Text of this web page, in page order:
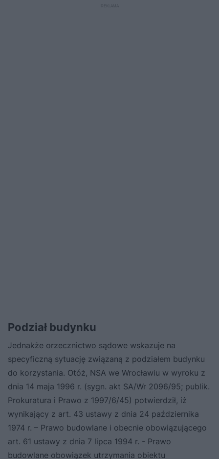
Podział budynku
Jednakże orzecznictwo sądowe wskazuje na
specyficzną sytuację związaną z podziałem budynku
do korzystania. Otóż, NSA we Wrocławiu w wyroku z
dnia 14 maja 1996 r. (sygn. akt SA/Wr 2096/95; publik.
Prokuratura i Prawo z 1997/6/45) potwierdził, iż
wynikający z art. 43 ustawy z dnia 24 października
1974 r. – Prawo budowlane i obecnie obowiązującego
art. 61 ustawy z dnia 7 lipca 1994 r. - Prawo
budowlane obowiązek utrzymania obiektu